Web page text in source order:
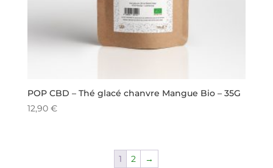
POP CBD – Thé glacé chanvre Mangue Bio – 35G
12,90 €
1 2 →